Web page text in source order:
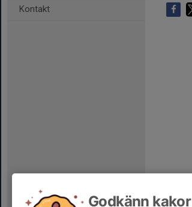
Kontakt
Godkänn kakor